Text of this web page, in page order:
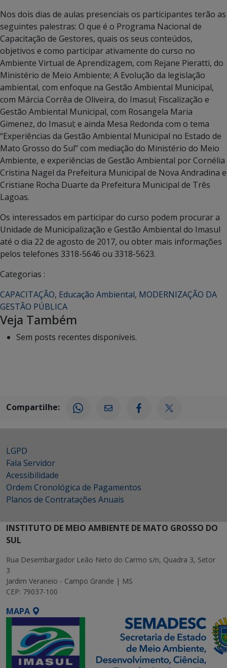
Nos dois dias de aulas presenciais os participantes terão as
seguintes palestras: O que é o Programa Nacional de
Capacitação de Gestores, quais os seus conteúdos,
objetivos e como participar ativamente do curso no
Ambiente Virtual de Aprendizagem, com Rejane Pieratti, do
Ministério de Meio Ambiente; A Evolução da legislação
ambiental, com enfoque na Gestão Ambiental Municipal,
com Márcia Corrêa de Oliveira, do Imasul; Fiscalização e
Gestão Ambiental Municipal, com Rosangela Maria
Gimenez, do Imasul; e ainda Mesa Redonda com o tema
“Experiências da Gestão Ambiental Municipal no Estado de
Mato Grosso do Sul” com mediação do Ministério do Meio
Ambiente, e experiências de Gestão Ambiental por Cornélia
Cristina Nagel da Prefeitura Municipal de Nova Andradina e
Cristiane Rocha Duarte da Prefeitura Municipal de Três
Lagoas.
Os interessados em participar do curso podem procurar a
Unidade de Municipalização e Gestão Ambiental do Imasul
até o dia 22 de agosto de 2017, ou obter mais informações
pelos telefones 3318-5646 ou 3318-5623.
Categorias :
CAPACITAÇÃO, Educação Ambiental, MODERNIZAÇÃO DA
GESTÃO PÚBLICA
Veja Também
Sem posts recentes disponíveis.
Compartilhe:
LGPD
Fala Servidor
Acessibilidade
Ordem Cronológica de Pagamentos
Planos de Contratações Anuais
INSTITUTO DE MEIO AMBIENTE DE MATO GROSSO DO
SUL
Rua Desembargador Leão Neto do Carmo s/n, Quadra 3, Setor
3
Jardim Veraneio - Campo Grande | MS
CEP: 79037-100
MAPA